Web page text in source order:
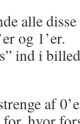
alle
og 1’er.
ind i
af